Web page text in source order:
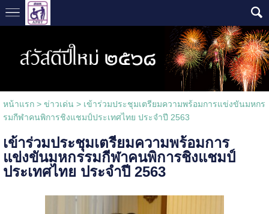
หน้าแรก> ข่าวเด่น > เข้าร่วมประชุมเตรียมความพร้อมการแข่งขันมหกร
รมกีฬาคนพิการชิงแชมป์ประเทศไทย ประจำปี 2563
เข้าร่วมประชุมเตรียมความพร้อมการ
แข่งขันมหกรรมกีฬาคนพิการชิงแชมป์
ประเทศไทย ประจำปี 2563